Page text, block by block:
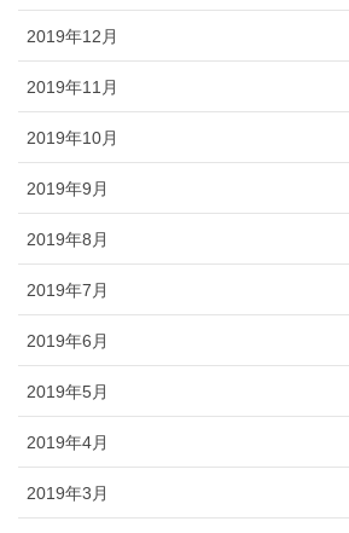
2019年12月
2019年11月
2019年10月
2019年9月
2019年8月
2019年7月
2019年6月
2019年5月
2019年4月
2019年3月